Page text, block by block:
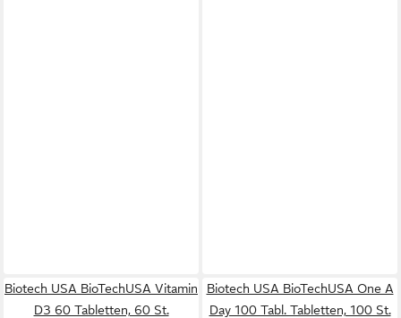
Biotech USA BioTechUSA Vitamin
D3 60 Tabletten, 60 St.
Biotech USA BioTechUSA One A
Day 100 Tabl. Tabletten, 100 St.